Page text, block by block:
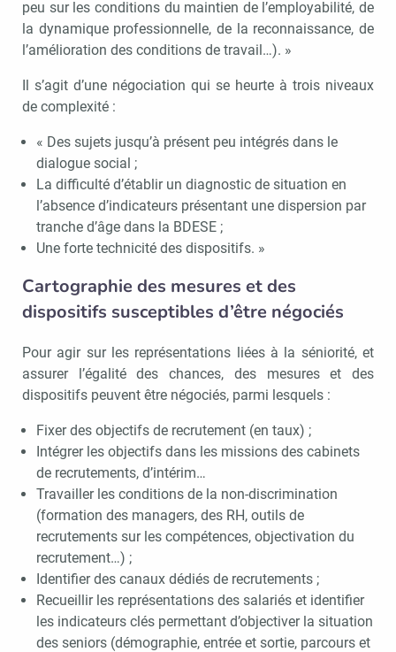
peu sur les conditions du maintien de l’employabilité, de
la dynamique professionnelle, de la reconnaissance, de
l’amélioration des conditions de travail…). »
Il s’agit d’une négociation qui se heurte à trois niveaux
de complexité :
« Des sujets jusqu’à présent peu intégrés dans le
dialogue social ;
La difficulté d’établir un diagnostic de situation en
l’absence d’indicateurs présentant une dispersion par
tranche d’âge dans la BDESE ;
Une forte technicité des dispositifs. »
Cartographie des mesures et des
dispositifs susceptibles d’être négociés
Pour agir sur les représentations liées à la séniorité, et
assurer l’égalité des chances, des mesures et des
dispositifs peuvent être négociés, parmi lesquels :
Fixer des objectifs de recrutement (en taux) ;
Intégrer les objectifs dans les missions des cabinets
de recrutements, d’intérim…
Travailler les conditions de la non-discrimination
(formation des managers, des RH, outils de
recrutements sur les compétences, objectivation du
recrutement…) ;
Identifier des canaux dédiés de recrutements ;
Recueillir les représentations des salariés et identifier
les indicateurs clés permettant d’objectiver la situation
des seniors (démographie, entrée et sortie, parcours et